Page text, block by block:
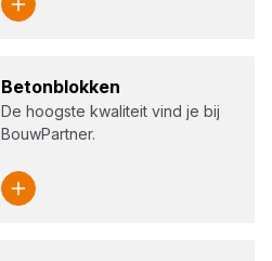
Beton­blok­ken
De hoogste kwaliteit vind je bij
BouwPartner.